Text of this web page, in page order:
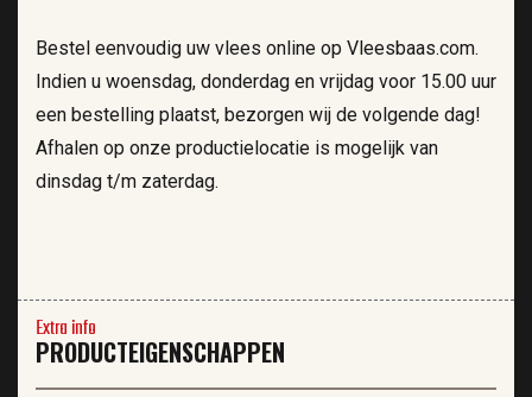
Bestel eenvoudig uw vlees online op Vleesbaas.com.
Indien u woensdag, donderdag en vrijdag voor 15.00 uur
een bestelling plaatst, bezorgen wij de volgende dag!
Afhalen op onze productielocatie is mogelijk van
dinsdag t/m zaterdag.
Extra info
PRODUCTEIGENSCHAPPEN